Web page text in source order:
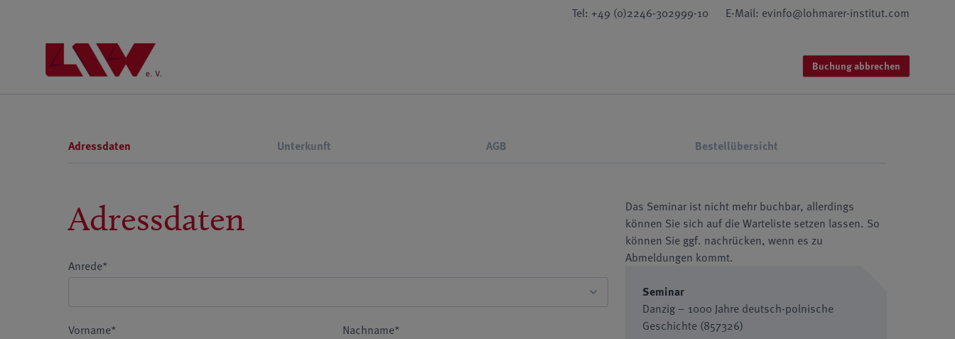
Tel: +49 (0)2246-302999-10 E-Mail: evinfo@lohmarer-institut.com
Buchung abbrechen
Adressdaten Unterkunft AGB Bestellübersicht
Das Seminar ist nicht mehr buchbar, allerdings
können Sie sich auf die Warteliste setzen lassen. So
können Sie ggf. nachrücken, wenn es zu
Abmeldungen kommt.
Seminar
Danzig – 1000 Jahre deutsch-polnische
Geschichte (857326)
Adressdaten
Anrede*
Vorname* Nachname*